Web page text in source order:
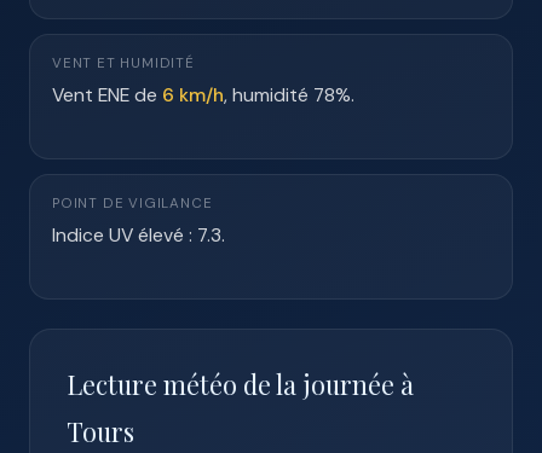
VENT ET HUMIDITÉ
Vent ENE de 6 km/h, humidité 78%.
POINT DE VIGILANCE
Indice UV élevé : 7.3.
Lecture météo de la journée à
Tours